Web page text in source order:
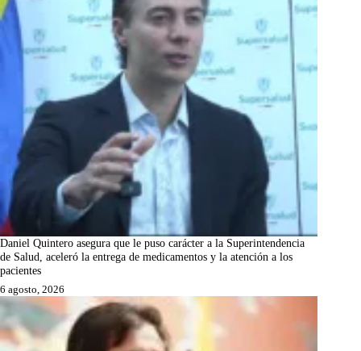
Daniel Quintero asegura que le puso carácter a la Superintendencia
de Salud, aceleró la entrega de medicamentos y la atención a los
pacientes
6 agosto, 2026